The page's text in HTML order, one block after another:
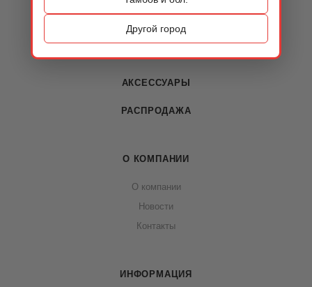
Другой город
ОБУВЬ
СУМКИ
АКСЕССУАРЫ
РАСПРОДАЖА
О КОМПАНИИ
О компании
Новости
Контакты
ИНФОРМАЦИЯ